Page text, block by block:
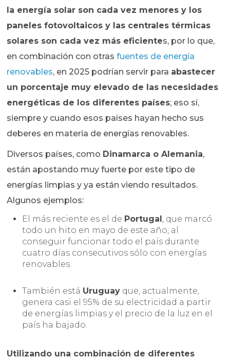
la energía solar son cada vez menores y los
paneles fotovoltaicos y las centrales térmicas
solares son cada vez más eficientes, por lo que,
en combinación con otrasfuentes de energía
renovables, en 2025 podrían servir para abastecer
un porcentaje muy elevado de las necesidades
energéticas de los diferentes países; eso sí,
siempre y cuando esos países hayan hecho sus
deberes en materia de energías renovables.
Diversos países, como Dinamarca o Alemania,
están apostando muy fuerte por este tipo de
energías limpias y ya están viendo resultados.
Algunos ejemplos:
El más reciente es el de Portugal, que marcó
todo un hito en mayo de este año, al
conseguir funcionar todo el país durante
cuatro días consecutivos sólo con energías
renovables.
También está Uruguay que, actualmente,
genera casi el 95% de su electricidad a partir
de energías limpias y el precio de la luz en el
país ha bajado.
Utilizando una combinación de diferentes